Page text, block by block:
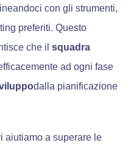
con gli strumenti,
preferiti. Questo
che il squadra
ad ogni fase
dalla pianificazione
aiutiamo a superare le